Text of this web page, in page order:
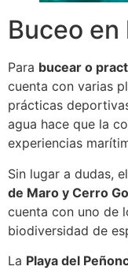
Buceo en
Para bucear o
cuenta con varias
prácticas
agua hace que la
experiencias
Sin lugar a dudas, el
de Maro y Cerro
cuenta con uno de
biodiversidad de
La Playa del